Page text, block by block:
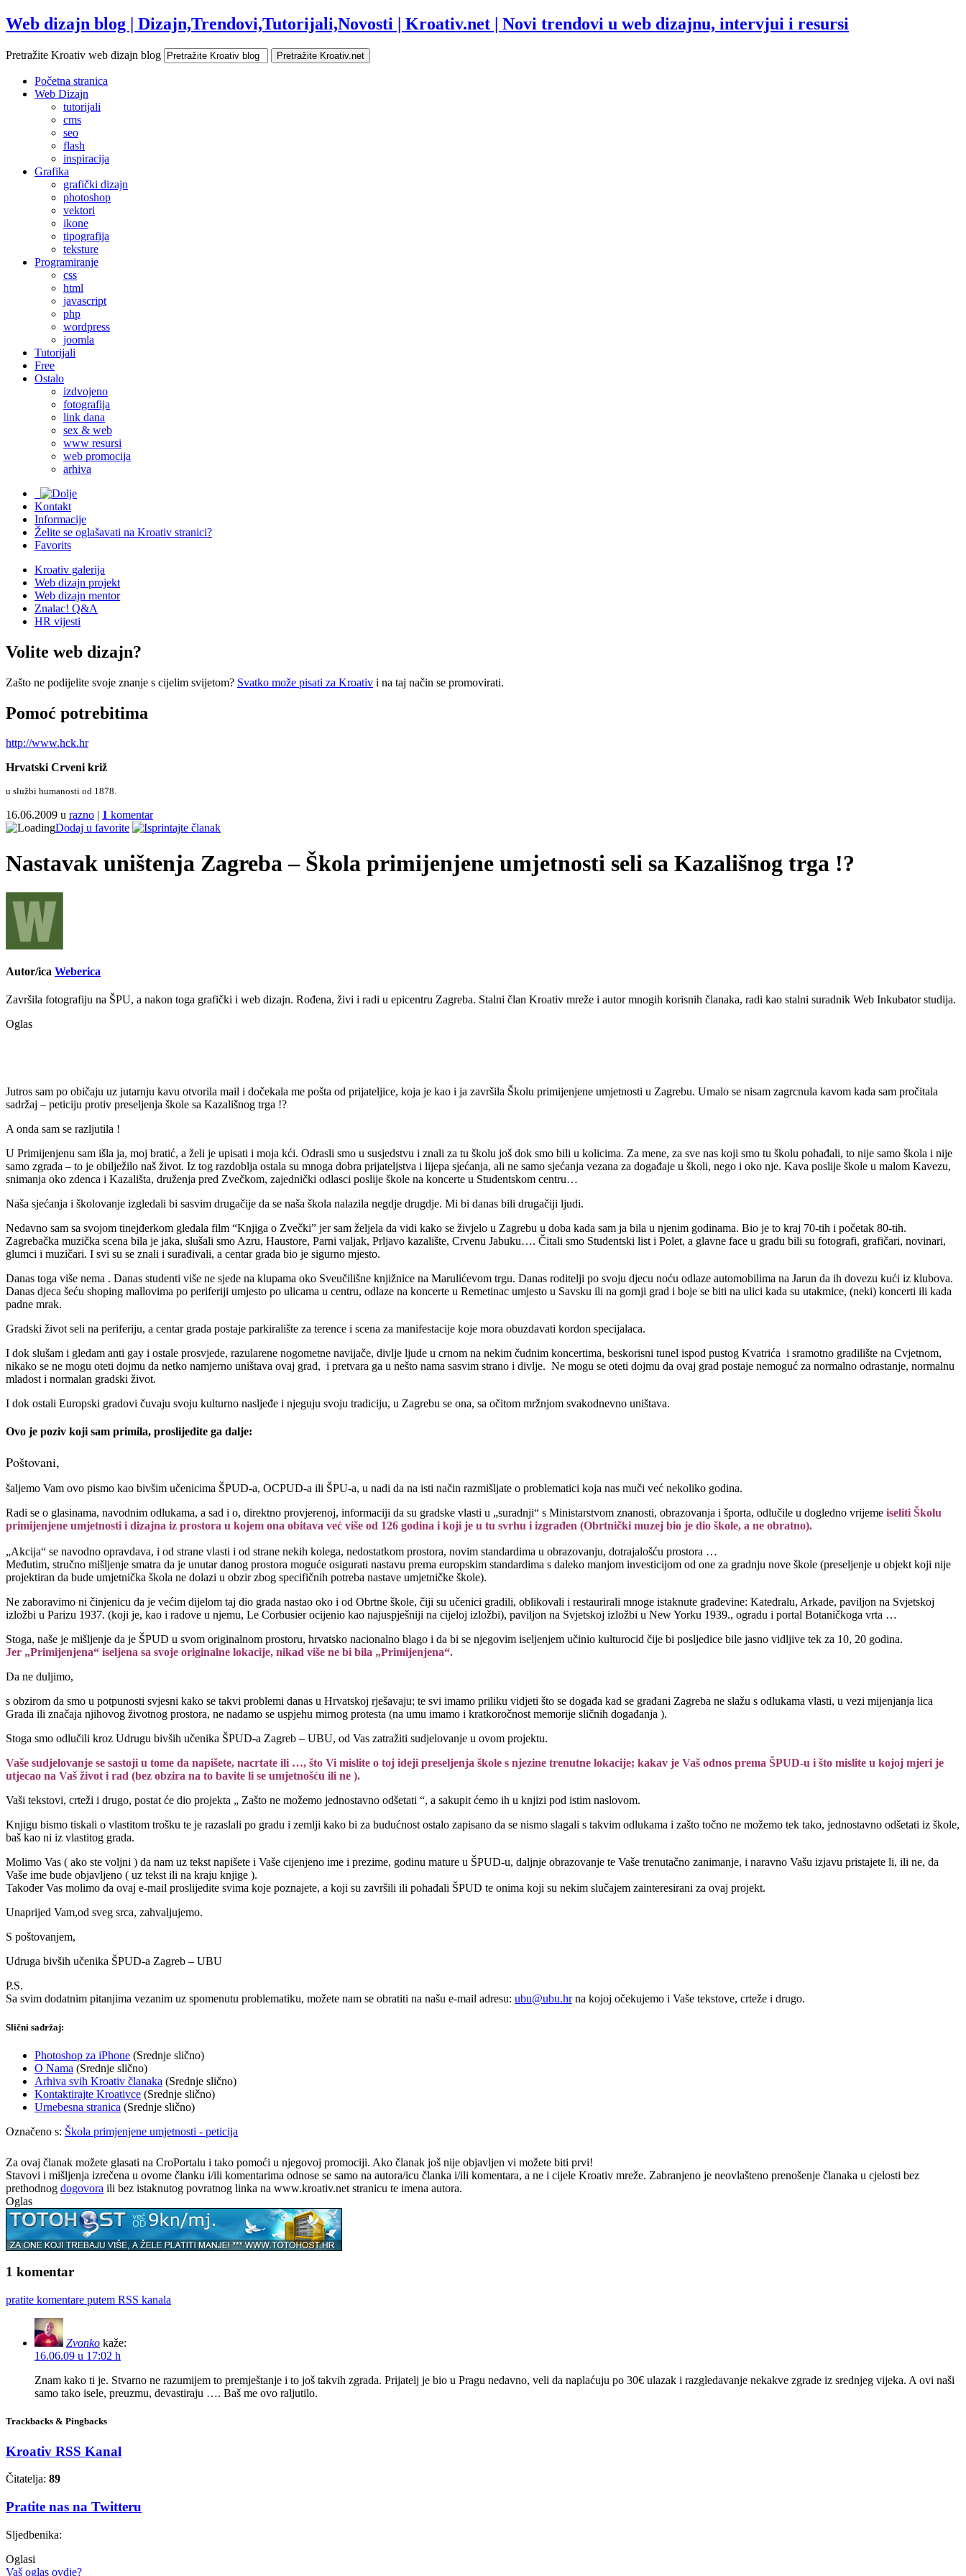
Web dizajn blog | Dizajn,Trendovi,Tutorijali,Novosti | Kroativ.net | Novi trendovi u web dizajnu, intervjui i resursi
Pretražite Kroativ web dizajn blog
Početna stranica
Web Dizajn
tutorijali
cms
seo
flash
inspiracija
Grafika
grafički dizajn
photoshop
vektori
ikone
tipografija
teksture
Programiranje
css
html
javascript
php
wordpress
joomla
Tutorijali
Free
Ostalo
izdvojeno
fotografija
link dana
sex & web
www resursi
web promocija
arhiva
Kontakt
Informacije
Želite se oglašavati na Kroativ stranici?
Favorits
Kroativ galerija
Web dizajn projekt
Web dizajn mentor
Znalac! Q&A
HR vijesti
Volite web dizajn?
Zašto ne podijelite svoje znanje s cijelim svijetom? Svatko može pisati za Kroativ i na taj način se promovirati.
Pomoć potrebitima
http://www.hck.hr
Hrvatski Crveni križ
u službi humanosti od 1878.
16.06.2009 u razno | 1 komentar
Dodaj u favorite
Nastavak uništenja Zagreba – Škola primijenjene umjetnosti seli sa Kazališnog trga !?
Autor/ica Weberica
Završila fotografiju na ŠPU, a nakon toga grafički i web dizajn. Rođena, živi i radi u epicentru Zagreba. Stalni član Kroativ mreže i autor mnogih korisnih članaka, radi kao stalni suradnik Web Inkubator studija.
Oglas
Jutros sam po običaju uz jutarnju kavu otvorila mail i dočekala me pošta od prijateljice, koja je kao i ja završila Školu primijenjene umjetnosti u Zagrebu. Umalo se nisam zagrcnula kavom kada sam pročitala
sadržaj – peticiju protiv preseljenja škole sa Kazališnog trga !?
A onda sam se razljutila !
U Primijenjenu sam išla ja, moj bratić, a želi je upisati i moja kći. Odrasli smo u susjedstvu i znali za tu školu još dok smo bili u kolicima. Za mene, za sve nas koji smo tu školu pohađali, to nije samo škola i nije
samo zgrada – to je obilježilo naš život. Iz tog razdoblja ostala su mnoga dobra prijateljstva i lijepa sjećanja, ali ne samo sjećanja vezana za događaje u školi, nego i oko nje. Kava poslije škole u malom Kavezu,
snimanja oko zdenca i Kazališta, druženja pred Zvečkom, zajednički odlasci poslije škole na koncerte u Studentskom centru…
Naša sjećanja i školovanje izgledali bi sasvim drugačije da se naša škola nalazila negdje drugdje. Mi bi danas bili drugačiji ljudi.
Nedavno sam sa svojom tinejđerkom gledala film “Knjiga o Zvečki” jer sam željela da vidi kako se živjelo u Zagrebu u doba kada sam ja bila u njenim godinama. Bio je to kraj 70-tih i početak 80-tih.
Zagrebačka muzička scena bila je jaka, slušali smo Azru, Haustore, Parni valjak, Prljavo kazalište, Crvenu Jabuku…. Čitali smo Studentski list i Polet, a glavne face u gradu bili su fotografi, grafičari, novinari,
glumci i muzičari. I svi su se znali i surađivali, a centar grada bio je sigurno mjesto.
Danas toga više nema . Danas studenti više ne sjede na klupama oko Sveučilišne knjižnice na Marulićevom trgu. Danas roditelji po svoju djecu noću odlaze automobilima na Jarun da ih dovezu kući iz klubova.
Danas djeca šeću shoping mallovima po periferiji umjesto po ulicama u centru, odlaze na koncerte u Remetinac umjesto u Savsku ili na gornji grad i boje se biti na ulici kada su utakmice, (neki) koncerti ili kada
padne mrak.
Gradski život seli na periferiju, a centar grada postaje parkiralište za terence i scena za manifestacije koje mora obuzdavati kordon specijalaca.
I dok slušam i gledam anti gay i ostale prosvjede, razularene nogometne navijače, divlje ljude u crnom na nekim čudnim koncertima, beskorisni tunel ispod pustog Kvatrića i sramotno gradilište na Cvjetnom,
nikako se ne mogu oteti dojmu da netko namjerno uništava ovaj grad, i pretvara ga u nešto nama sasvim strano i divlje. Ne mogu se oteti dojmu da ovaj grad postaje nemoguć za normalno odrastanje, normalnu
mladost i normalan gradski život.
I dok ostali Europski gradovi čuvaju svoju kulturno nasljeđe i njeguju svoju tradiciju, u Zagrebu se ona, sa očitom mržnjom svakodnevno uništava.
Ovo je poziv koji sam primila, proslijedite ga dalje:
Poštovani,
šaljemo Vam ovo pismo kao bivšim učenicima ŠPUD-a, OCPUD-a ili ŠPU-a, u nadi da na isti način razmišljate o problematici koja nas muči već nekoliko godina.
Radi se o glasinama, navodnim odlukama, a sad i o, direktno provjerenoj, informaciji da su gradske vlasti u „suradnji“ s Ministarstvom znanosti, obrazovanja i športa, odlučile u dogledno vrijeme iseliti Školu
primijenjene umjetnosti i dizajna iz prostora u kojem ona obitava već više od 126 godina i koji je u tu svrhu i izgrađen (Obrtnički muzej bio je dio škole, a ne obratno).
„Akcija“ se navodno opravdava, i od strane vlasti i od strane nekih kolega, nedostatkom prostora, novim standardima u obrazovanju, dotrajalošću prostora …
Međutim, stručno mišljenje smatra da je unutar danog prostora moguće osigurati nastavu prema europskim standardima s daleko manjom investicijom od one za gradnju nove škole (preseljenje u objekt koji nije
projektiran da bude umjetnička škola ne dolazi u obzir zbog specifičnih potreba nastave umjetničke škole).
Ne zaboravimo ni činjenicu da je većim dijelom taj dio grada nastao oko i od Obrtne škole, čiji su učenici gradili, oblikovali i restaurirali mnoge istaknute građevine: Katedralu, Arkade, paviljon na Svjetskoj
izložbi u Parizu 1937. (koji je, kao i radove u njemu, Le Corbusier ocijenio kao najuspješniji na cijeloj izložbi), paviljon na Svjetskoj izložbi u New Yorku 1939., ogradu i portal Botaničkoga vrta …
Stoga, naše je mišljenje da je ŠPUD u svom originalnom prostoru, hrvatsko nacionalno blago i da bi se njegovim iseljenjem učinio kulturocid čije bi posljedice bile jasno vidljive tek za 10, 20 godina.
Jer „Primijenjena“ iseljena sa svoje originalne lokacije, nikad više ne bi bila „Primijenjena“.
Da ne duljimo,
s obzirom da smo u potpunosti svjesni kako se takvi problemi danas u Hrvatskoj rješavaju; te svi imamo priliku vidjeti što se događa kad se građani Zagreba ne slažu s odlukama vlasti, u vezi mijenjanja lica
Grada ili značaja njihovog životnog prostora, ne nadamo se uspjehu mirnog protesta (na umu imamo i kratkoročnost memorije sličnih događanja ).
Stoga smo odlučili kroz Udrugu bivših učenika ŠPUD-a Zagreb – UBU, od Vas zatražiti sudjelovanje u ovom projektu.
Vaše sudjelovanje se sastoji u tome da napišete, nacrtate ili …, što Vi mislite o toj ideji preseljenja škole s njezine trenutne lokacije; kakav je Vaš odnos prema ŠPUD-u i što mislite u kojoj mjeri je
utjecao na Vaš život i rad (bez obzira na to bavite li se umjetnošću ili ne ).
Vaši tekstovi, crteži i drugo, postat će dio projekta „ Zašto ne možemo jednostavno odšetati “, a sakupit ćemo ih u knjizi pod istim naslovom.
Knjigu bismo tiskali o vlastitom trošku te je razaslali po gradu i zemlji kako bi za budućnost ostalo zapisano da se nismo slagali s takvim odlukama i zašto točno ne možemo tek tako, jednostavno odšetati iz škole,
baš kao ni iz vlastitog grada.
Molimo Vas ( ako ste voljni ) da nam uz tekst napišete i Vaše cijenjeno ime i prezime, godinu mature u ŠPUD-u, daljnje obrazovanje te Vaše trenutačno zanimanje, i naravno Vašu izjavu pristajete li, ili ne, da
Vaše ime bude objavljeno ( uz tekst ili na kraju knjige ).
Također Vas molimo da ovaj e-mail proslijedite svima koje poznajete, a koji su završili ili pohađali ŠPUD te onima koji su nekim slučajem zainteresirani za ovaj projekt.
Unaprijed Vam,od sveg srca, zahvaljujemo.
S poštovanjem,
Udruga bivših učenika ŠPUD-a Zagreb – UBU
P.S.
Sa svim dodatnim pitanjima vezanim uz spomenutu problematiku, možete nam se obratiti na našu e-mail adresu: ubu@ubu.hrna kojoj očekujemo i Vaše tekstove, crteže i drugo.
Slični sadržaj:
Photoshop za iPhone (Srednje slično)
O Nama (Srednje slično)
Arhiva svih Kroativ članaka (Srednje slično)
Kontaktirajte Kroativce (Srednje slično)
Urnebesna stranica (Srednje slično)
Označeno s: Škola primjenjene umjetnosti - peticija
Za ovaj članak možete glasati na CroPortalu i tako pomoći u njegovoj promociji. Ako članak još nije objavljen vi možete biti prvi!
Stavovi i mišljenja izrečena u ovome članku i/ili komentarima odnose se samo na autora/icu članka i/ili komentara, a ne i cijele Kroativ mreže. Zabranjeno je neovlašteno prenošenje članaka u cjelosti bez
prethodnog dogovora ili bez istaknutog povratnog linka na www.kroativ.net stranicu te imena autora.
Oglas
1 komentar
pratite komentare putem RSS kanala
Zvonko kaže:
16.06.09 u 17:02 h
Znam kako ti je. Stvarno ne razumijem to premještanje i to još takvih zgrada. Prijatelj je bio u Pragu nedavno, veli da naplaćuju po 30€ ulazak i razgledavanje nekakve zgrade iz srednjeg vijeka. A ovi naši
samo tako isele, preuzmu, devastiraju …. Baš me ovo raljutilo.
Trackbacks & Pingbacks
Kroativ RSS Kanal
Čitatelja: 89
Pratite nas na Twitteru
Sljedbenika:
Oglasi
Vaš oglas ovdje?